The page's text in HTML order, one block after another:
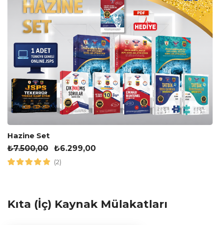
Hazine Set
₺7.500,00 ₺6.299,00
(2)
Kıta (İç) Kaynak Mülakatları